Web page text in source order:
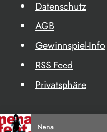
Datenschutz
AGB
Gewinnspiel-Info
RSS-Feed
Privatsphäre
Nena